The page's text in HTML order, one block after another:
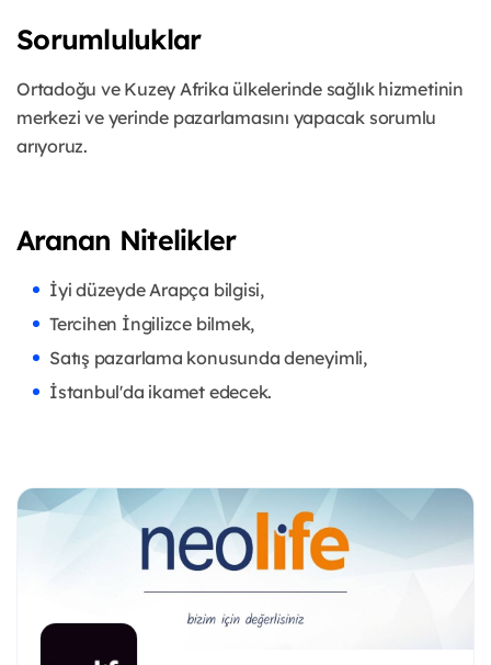
Sorumluluklar
Ortadoğu ve Kuzey Afrika ülkelerinde sağlık hizmetinin
merkezi ve yerinde pazarlamasını yapacak sorumlu
arıyoruz.
Aranan Nitelikler
İyi düzeyde Arapça bilgisi,
Tercihen İngilizce bilmek,
Satış pazarlama konusunda deneyimli,
İstanbul'da ikamet edecek.